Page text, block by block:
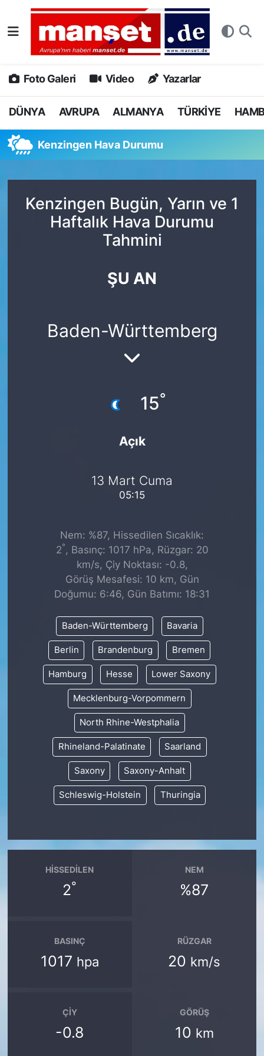
Foto Galeri Video Yazarlar
DÜNYA AVRUPA ALMANYA TÜRKİYE
Kenzingen Hava Durumu
Kenzingen Bugün, Yarın ve 1
Haftalık Hava Durumu
Tahmini
ŞU AN
Baden-Württemberg
15°
Açık
13 Mart Cuma
05:15
Nem: %87, Hissedilen Sıcaklık:
2° , Basınç: 1017 hPa, Rüzgar: 20
km/s, Çiy Noktası: -0.8,
Görüş Mesafesi: 10 km, Gün
Doğumu: 6:46, Gün Batımı: 18:31
Baden-Württemberg Bavaria
Berlin Brandenburg Bremen
Hamburg Hesse Lower Saxony
Mecklenburg-Vorpommern
North Rhine-Westphalia
Rhineland-Palatinate Saarland
Saxony Saxony-Anhalt
Schleswig-Holstein Thuringia
HISSEDILEN
2°
NEM
%87
BASINÇ
1017 hpa
RÜZGAR
20 km/s
ÇIY
-0.8
GÖRÜŞ
10 km
DÜNYA
AVRUPA
ALMANYA
SPOR
DEUTSCH
Nöbetçi Eczaneler
Hava Durumu
Namaz Vakitleri
Tüm Manşetler
Son Dakika Haberleri